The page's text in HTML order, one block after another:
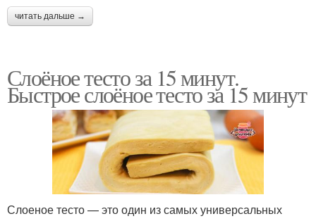
читать дальше →
Слоёное тесто за 15 минут.
Быстрое слоёное тесто за 15 минут
Слоеное тесто — это один из самых универсальных